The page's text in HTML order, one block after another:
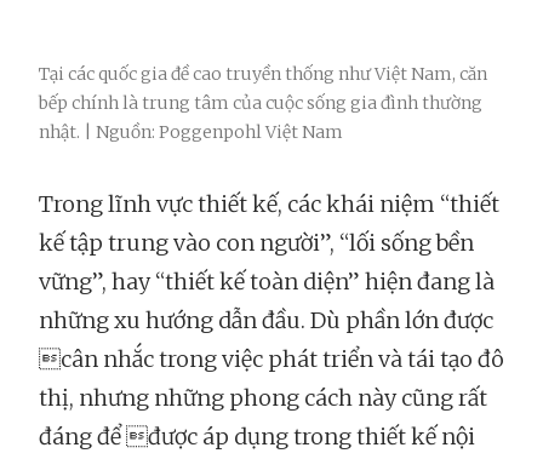
Tại các quốc gia đề cao truyền thống như Việt Nam, căn
bếp chính là trung tâm của cuộc sống gia đình thường
nhật. | Nguồn: Poggenpohl Việt Nam
Trong lĩnh vực thiết kế, các khái niệm “thiết
kế tập trung vào con người”, “lối sống bền
vững”, hay “thiết kế toàn diện” hiện đang là
những xu hướng dẫn đầu. Dù phần lớn được
cân nhắc trong việc phát triển và tái tạo đô
thị, nhưng những phong cách này cũng rất
đáng để được áp dụng trong thiết kế nội